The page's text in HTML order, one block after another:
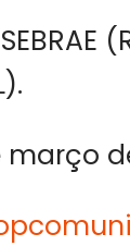
março